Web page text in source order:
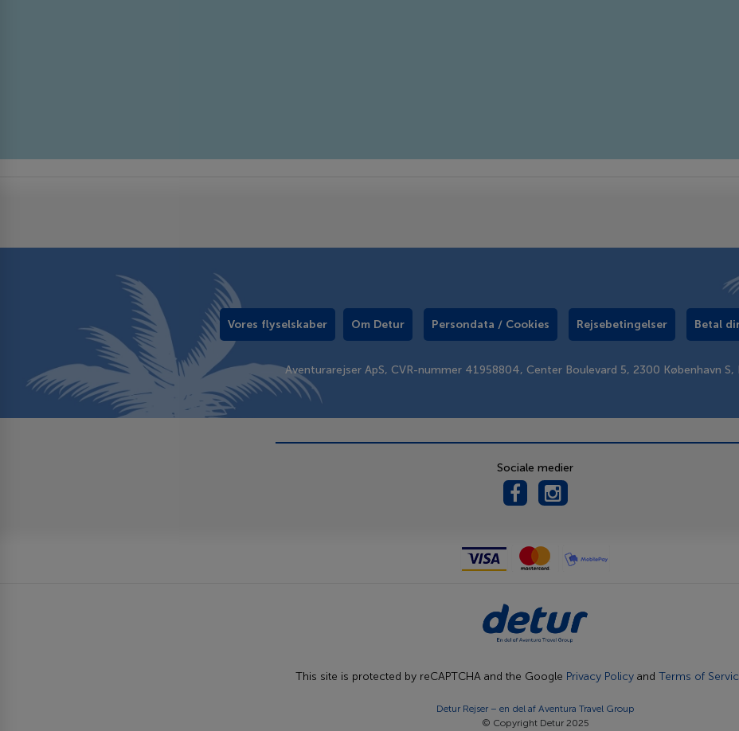
Vores flyselskaber Om Detur Persondata / Cookies Rejsebetingelser Betal
Aventurarejser ApS, CVR-nummer 41958804, Center Boulevard 5, 2300 København S,
Sociale medier
This site is protected by reCAPTCHA and the Google Privacy Policy and Terms of
Detur Rejser – en del af Aventura Travel Group
© Copyright Detur 2025